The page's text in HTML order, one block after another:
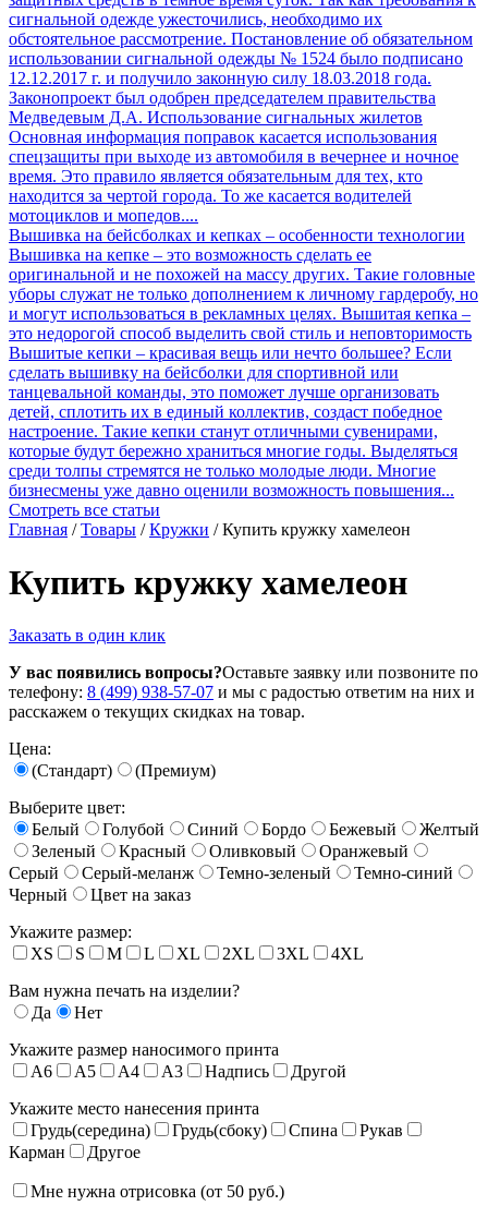
сигнальной одежде ужесточились, необходимо их
обстоятельное рассмотрение. Постановление об обязательном
использовании сигнальной одежды № 1524 было подписано
12.12.2017 г. и получило законную силу 18.03.2018 года.
Законопроект был одобрен председателем правительства
Медведевым Д.А. Использование сигнальных жилетов
Основная информация поправок касается использования
спецзащиты при выходе из автомобиля в вечернее и ночное
время. Это правило является обязательным для тех, кто
находится за чертой города. То же касается водителей
мотоциклов и мопедов....
Вышивка на бейсболках и кепках – особенности технологии
Вышивка на кепке – это возможность сделать ее
оригинальной и не похожей на массу других. Такие головные
уборы служат не только дополнением к личному гардеробу, но
и могут использоваться в рекламных целях. Вышитая кепка –
это недорогой способ выделить свой стиль и неповторимость
Вышитые кепки – красивая вещь или нечто большее? Если
сделать вышивку на бейсболки для спортивной или
танцевальной команды, это поможет лучше организовать
детей, сплотить их в единый коллектив, создаст победное
настроение. Такие кепки станут отличными сувенирами,
которые будут бережно храниться многие годы. Выделяться
среди толпы стремятся не только молодые люди. Многие
бизнесмены уже давно оценили возможность повышения...
Смотреть все статьи
Главная /Товары /Кружки /Купить кружку хамелеон
Купить кружку хамелеон
Заказать в один клик
У вас появились вопросы?Оставьте заявку или позвоните по
телефону: 8 (499) 938-57-07 и мы с радостью ответим на них и
расскажем о текущих скидках на товар.
Цена:
(Стандарт)
(Премиум)
Выберите цвет:
Белый
Голубой Синий Бордо Бежевый
Желтый
Зеленый
Красный Оливковый
Оранжевый
Серый
Серый-меланж Темно-зеленый
Темно-синий
Черный
Цвет на заказ
Укажите размер:
XS
S M L XL 2XL 3XL
4XL
Вам нужна печать на изделии?
Да
Нет
Укажите размер наносимого принта
A6
A5 A4 A3 Надпись
Другой
Укажите место нанесения принта
Грудь(середина)
Грудь(сбоку) Спина
Рукав
Карман
Другое
Мне нужна отрисовка (от 50 руб.)